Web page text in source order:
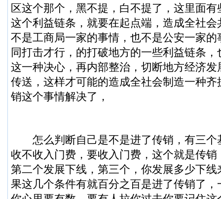
区这个那个，黑不提，白不提了，这里面
这个利益链条，就要在起点端，造成全社
不是工商局一家的事情，也不是公安一家
同打击才行，的打破地方的一些利益链条
这一种决心，再内部整治，切断地方经济
传送，这样才可能的造成全社会制造一种
销这个事情解决了，
怎么判断自己是不是进了传销，有三个
收不收入门费，要收入门费，这个就是传
第二个发展下线，第三个，你发展多少下
果这几个条件有就百分之百是进了传销了